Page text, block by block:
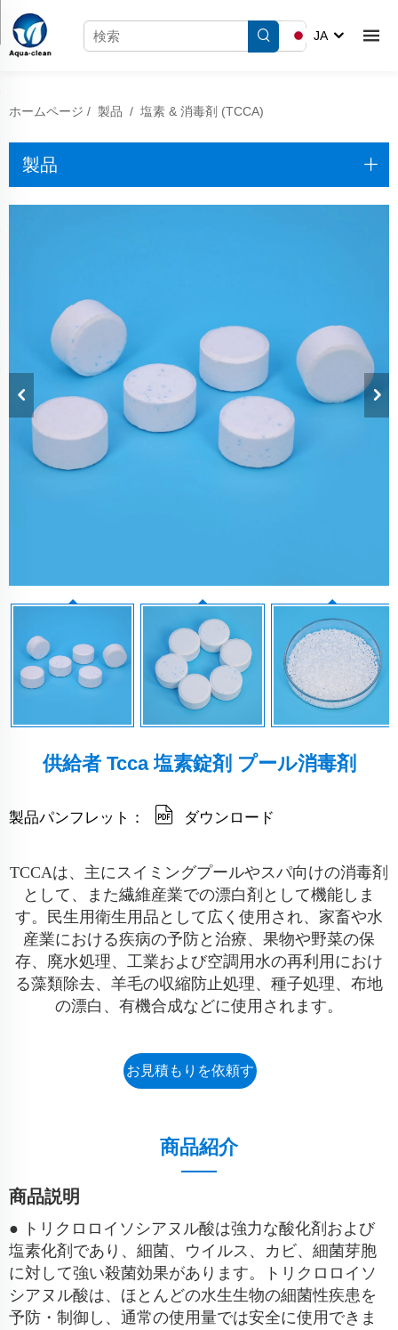
JA
ホームページ / 製品 / 塩素 & 消毒剤 (TCCA)
製品
供給者 Tcca 塩素錠剤 プール消毒剤
製品パンフレット： ダウンロード
TCCAは、主にスイミングプールやスパ向けの消毒剤
として、また繊維産業での漂白剤として機能しま
す。民生用衛生用品として広く使用され、家畜や水
産業における疾病の予防と治療、果物や野菜の保
存、廃水処理、工業および空調用水の再利用におけ
る藻類除去、羊毛の収縮防止処理、種子処理、布地
の漂白、有機合成などに使用されます。
お見積もりを依頼す
商品紹介
商品説明
● トリクロロイソシアヌル酸は強力な酸化剤および
塩素化剤であり、細菌、ウイルス、カビ、細菌芽胞
に対して強い殺菌効果があります。トリクロロイソ
シアヌル酸は、ほとんどの水生生物の細菌性疾患を
予防・制御し、通常の使用量では安全に使用できま